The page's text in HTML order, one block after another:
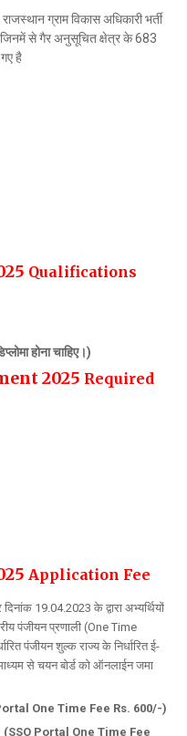
ग्राम विकास अधिकारी भर्ती
जिनमें से गैर अनुसूचित क्षेत्र के 683
है
Qualifications
होना चाहिए।)
2025 Required
Application Fee
19.04.2023 के द्वारा अभ्यर्थियों
पंजीयन प्रणाली (One Time
पंजीयन शुल्क राज्य के निर्धारित ई-
से चयन बोर्ड को ऑनलाईन जमा
One Time Fee Rs. 600/-)
(SSO Portal One Time Fee